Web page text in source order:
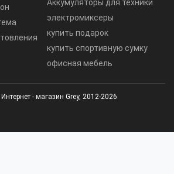
Аккумуляторы для техники
электромиксеры
купить подарок
купить спортивную сумку
офисная мебель
- магазин Grey, 2012-2026